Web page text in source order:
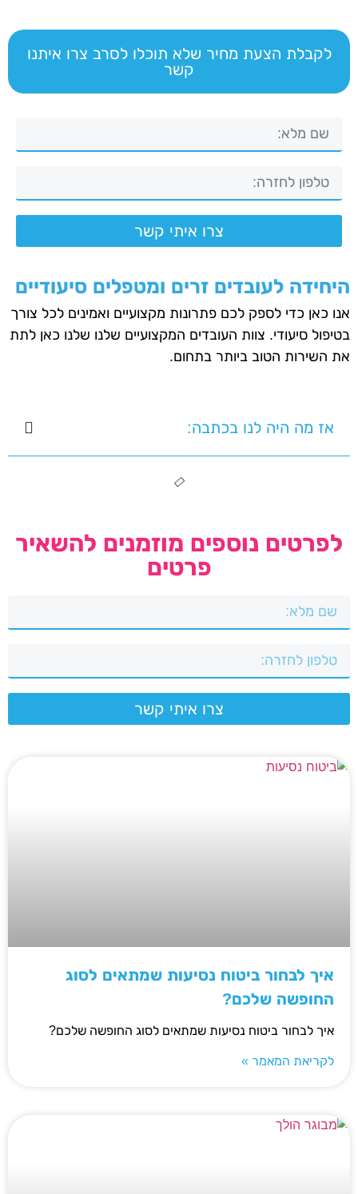
לקבלת הצעת מחיר שלא תוכלו לסרב צרו איתנו
קשר
צרו איתי קשר
היחידה לעובדים זרים ומטפלים סיעודיים
אנו כאן כדי לספק לכם פתרונות מקצועיים ואמינים לכל צורך
בטיפול סיעודי. צוות העובדים המקצועיים שלנו שלנו כאן לתת
את השירות הטוב ביותר בתחום.
אז מה היה לנו בכתבה:
לפרטים נוספים מוזמנים להשאיר
פרטים
צרו איתי קשר
איך לבחור ביטוח נסיעות שמתאים לסוג
החופשה שלכם?
איך לבחור ביטוח נסיעות שמתאים לסוג החופשה שלכם?
לקריאת המאמר »